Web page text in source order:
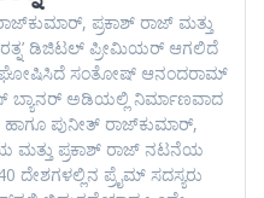
ಪ್ರಕಾಶ್‌ ರಾಜ್‌ ಮತ್ತು
ಡಿಜಿಟಲ್‌ ಪ್ರೀಮಿಯರ್ ಆಗಲಿದೆ
ಸಂತೋಷ್‌ ಆನಂದರಾಮ್‌
ಬ್ಯಾನರ್ ಅಡಿಯಲ್ಲಿ ನಿರ್ಮಾಣವಾದ
ಪುನೀತ್ ರಾಜ್‌ಕುಮಾರ್‌,
ಪ್ರಕಾಶ್‌ ರಾಜ್‌ ನಟನೆಯ
ದೇಶಗಳಲ್ಲಿನ ಪ್ರೈಮ್ ಸದಸ್ಯರು